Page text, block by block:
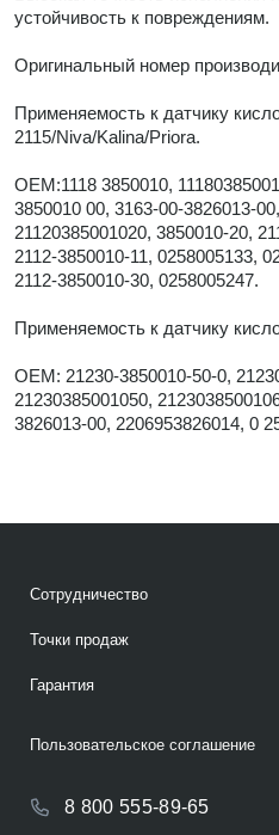
устойчивость к повреждениям.
Оригинальный номер
Применяемость к датчику
2115/Niva/Kalina/Priora.
OEM:1118 3850010,
3850010 00, 3163-00-3826013-
21120385001020, 3850010-20,
2112-3850010-11, 0258005133,
2112-3850010-30, 0258005247.
Применяемость к датчику
OEM: 21230-3850010-50-0,
21230385001050,
3826013-00, 2206953826014, 0
Сотрудничество
Точки продаж
Гарантия
8 800 555-89-65
Пользовательское соглашение